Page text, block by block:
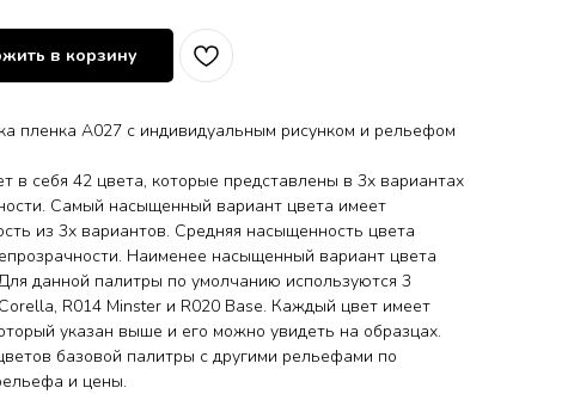
в корзину
пленка A027 с индивидуальным рисунком и рельефом
в себя 42 цвета, которые представлены в 3х вариантах
Самый насыщенный вариант цвета имеет
из 3х вариантов. Средняя насыщенность цвета
Наименее насыщенный вариант цвета
данной палитры по умолчанию используются 3
R014 Minster и R020 Base. Каждый цвет имеет
указан выше и его можно увидеть на образцах.
базовой палитры с другими рельефами по
и цены.